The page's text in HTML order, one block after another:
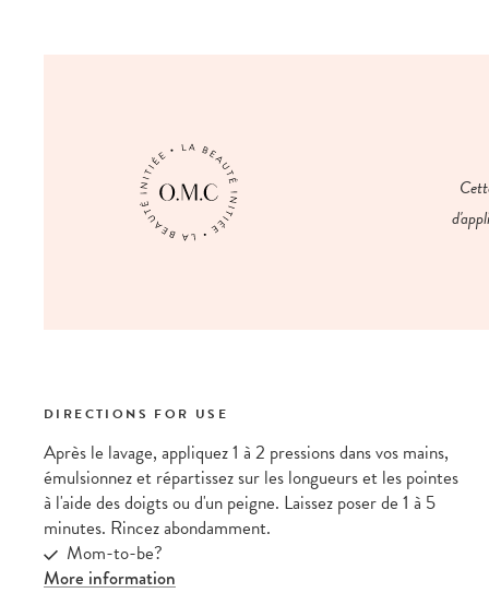
DIRECTIONS FOR USE
Après le lavage, appliquez 1 à 2 pressions dans vos mains,
émulsionnez et répartissez sur les longueurs et les pointes
à l'aide des doigts ou d'un peigne. Laissez poser de 1 à 5
minutes. Rincez abondamment.
Mom-to-be?
More information